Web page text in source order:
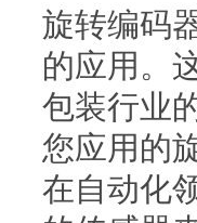
旋转编码
的应用。
包装行业
您应用的
在自动化